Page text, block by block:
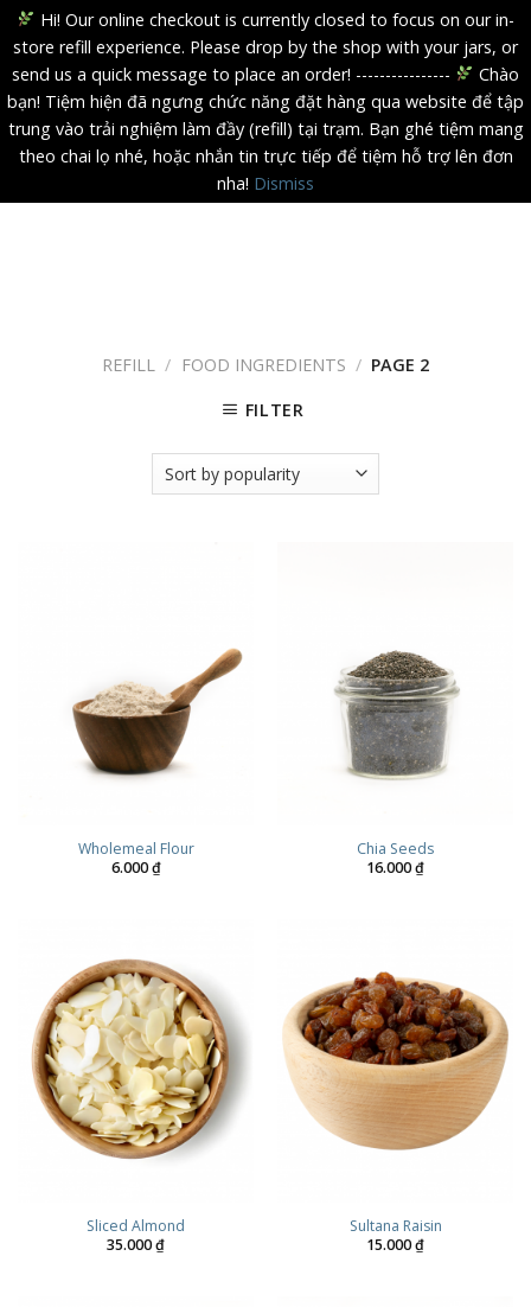
Hi! Our online checkout is currently closed to focus on our in-
store refill experience. Please drop by the shop with your jars, or
send us a quick message to place an order! ----------------
Chào
bạn! Tiệm hiện đã ngưng chức năng đặt hàng qua website để tập
trung vào trải nghiệm làm đầy (refill) tại trạm. Bạn ghé tiệm mang
theo chai lọ nhé, hoặc nhắn tin trực tiếp để tiệm hỗ trợ lên đơn
nha! Dismiss
REFILL / FOOD INGREDIENTS / PAGE 2
FILTER
Wholemeal Flour
6.000₫
Chia Seeds
16.000₫
Sliced Almond
35.000₫
Sultana Raisin
15.000₫